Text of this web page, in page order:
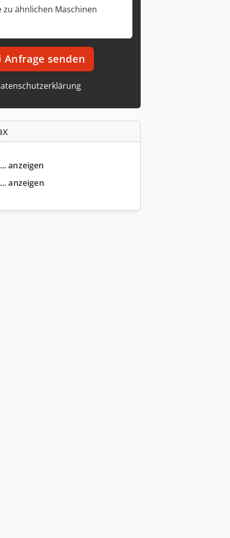
zu ähnlichen Maschinen
Anfrage senden
anzeigen
anzeigen